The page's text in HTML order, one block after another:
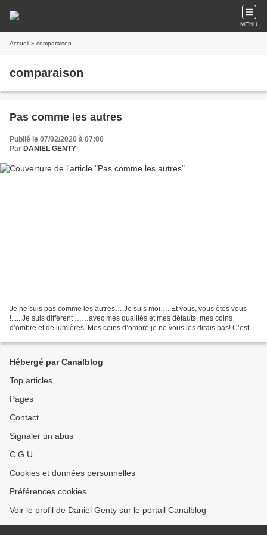
MENU
Accueil » comparaison
comparaison
Pas comme les autres
Publié le 07/02/2020 à 07:00
Par DANIEL GENTY
Je ne suis pas comme les autres….Je suis moi…..Et vous, vous êtes vous
!......Je suis différent ……avec mes qualités et mes défauts, mes coins
d’ombre et de lumières. Mes coins d’ombre je ne vous les dirais pas! C’est
Hébergé par Canalblog
Top articles
Pages
Contact
Signaler un abus
C.G.U.
Cookies et données personnelles
Préférences cookies
Voir le profil de Daniel Genty sur le portail Canalblog